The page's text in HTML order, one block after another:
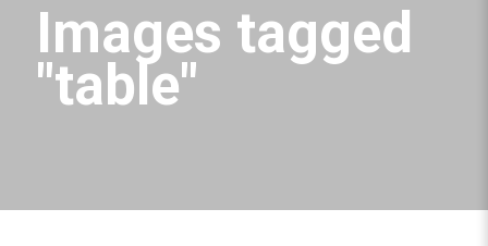
Images tagged
"table"